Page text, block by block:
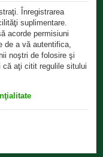
Înregistrarea
suplimentare.
acorde permisiuni
de a vă autentifica,
noştri de folosire şi
aţi citit regulile sitului